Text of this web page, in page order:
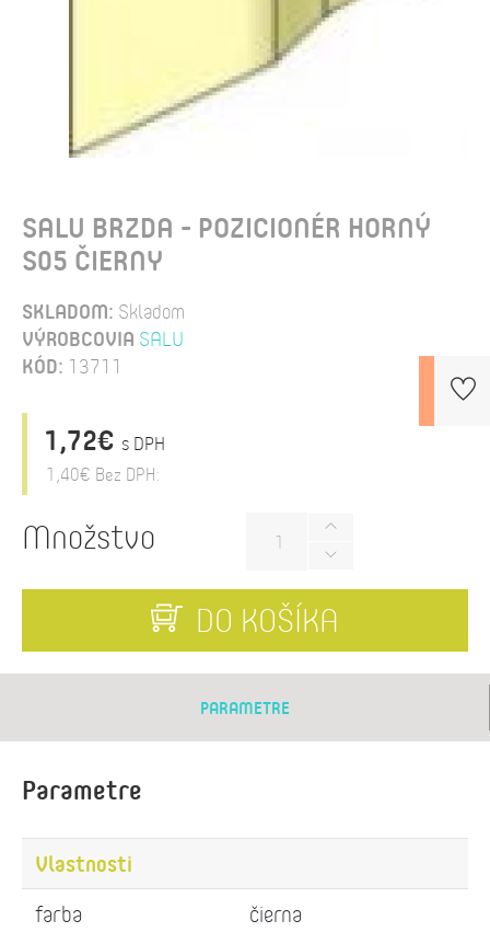
SALU BRZDA - POZICIONÉR HORNÝ
S05 ČIERNY
SKLADOM: Skladom
VÝROBCOVIA SALU
KÓD: 13711
1,72€ s DPH
1,40€ Bez DPH:
Množstvo
DO KOŠÍKA
PARAMETRE
Parametre
Vlastnosti
farba
čierna